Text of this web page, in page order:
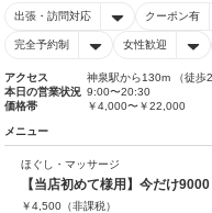
出張・訪問対応 クーポン有
完全予約制 女性歓迎
アクセス
神泉駅から130m （徒歩2
本日の営業状況 9:00〜20:30
価格帯
￥4,000〜￥22,000
メニュー
ほぐし・マッサージ
【当店初めて様用】今だけ
￥4,500 （非課税）